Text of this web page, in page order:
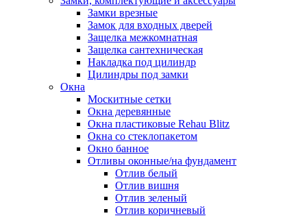
Замки врезные
Замок для входных дверей
Защелка межкомнатная
Защелка сантехническая
Накладка под цилиндр
Цилиндры под замки
Окна
Москитные сетки
Окна деревянные
Окна пластиковые Rehau Blitz
Окна со стеклопакетом
Окно банное
Отливы оконные/на фундамент
Отлив белый
Отлив вишня
Отлив зеленый
Отлив коричневый